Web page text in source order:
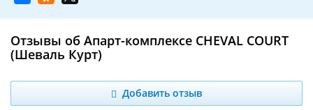
Отзывы об Апарт-комплексе CHEVAL COURT
(Шеваль Курт)
Добавить отзыв